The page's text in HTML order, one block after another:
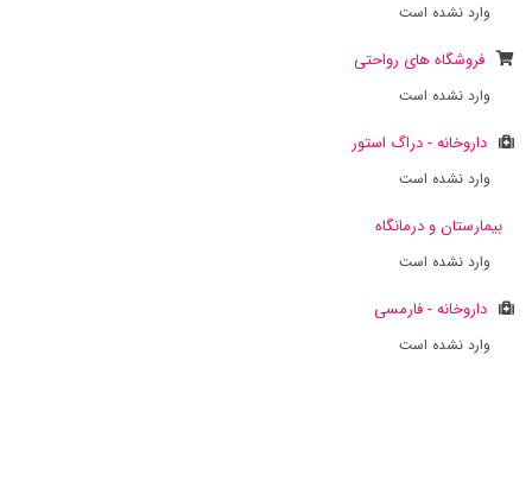
وارد نشده است
فروشگاه های رواحتی
وارد نشده است
داروخانه - دراگ استور
وارد نشده است
بیمارستان و درمانگاه
وارد نشده است
داروخانه - فارمسی
وارد نشده است